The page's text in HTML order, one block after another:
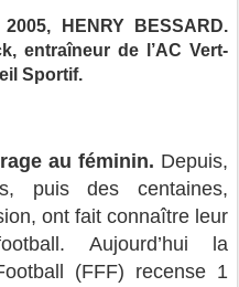
HENRY BESSARD.
entraîneur de l’AC Vert-
Sportif.
au féminin. Depuis,
puis des centaines,
ont fait connaître leur
Aujourd’hui la
(FFF) recense 1